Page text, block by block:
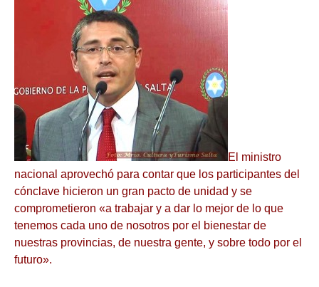
El ministro
nacional aprovechó para contar que los participantes del
cónclave hicieron un gran pacto de unidad y se
comprometieron «a trabajar y a dar lo mejor de lo que
tenemos cada uno de nosotros por el bienestar de
nuestras provincias, de nuestra gente, y sobre todo por el
futuro».